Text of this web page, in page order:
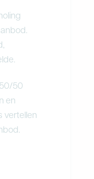
50
en
vertellen